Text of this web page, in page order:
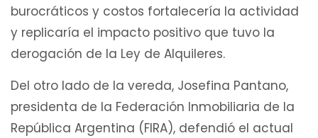
burocráticos y costos fortalecería la actividad
y replicaría el impacto positivo que tuvo la
derogación de la Ley de Alquileres.
Del otro lado de la vereda, Josefina Pantano,
presidenta de la Federación Inmobiliaria de la
República Argentina (FIRA), defendió el actual